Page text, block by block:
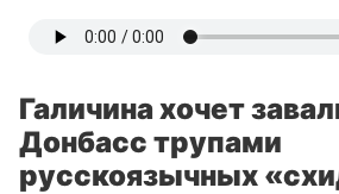
Галичина хочет
Донбасс трупами
русскоязычных